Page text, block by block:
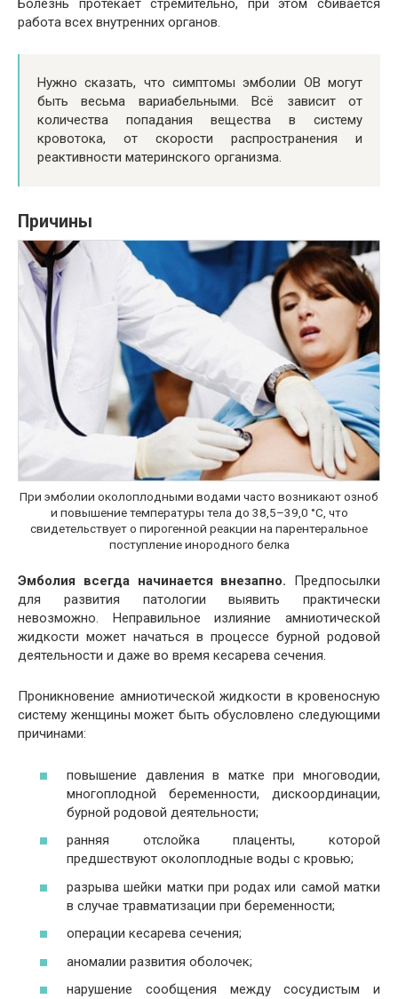
Болезнь протекает стремительно, при этом сбивается
работа всех внутренних органов.
Нужно сказать, что симптомы эмболии ОВ могут
быть весьма вариабельными. Всё зависит от
количества попадания вещества в систему
кровотока, от скорости распространения и
реактивности материнского организма.
Причины
При эмболии околоплодными водами часто возникают озноб
и повышение температуры тела до 38,5–39,0 °С, что
свидетельствует о пирогенной реакции на парентеральное
поступление инородного белка
Эмболия всегда начинается внезапно. Предпосылки
для развития патологии выявить практически
невозможно. Неправильное излияние амниотической
жидкости может начаться в процессе бурной родовой
деятельности и даже во время кесарева сечения.
Проникновение амниотической жидкости в кровеносную
систему женщины может быть обусловлено следующими
причинами:
повышение давления в матке при многоводии,
многоплодной беременности, дискоординации,
бурной родовой деятельности;
ранняя отслойка плаценты, которой
предшествуют околоплодные воды с кровью;
разрыва шейки матки при родах или самой матки
в случае травматизации при беременности;
операции кесарева сечения;
аномалии развития оболочек;
нарушение сообщения между сосудистым и